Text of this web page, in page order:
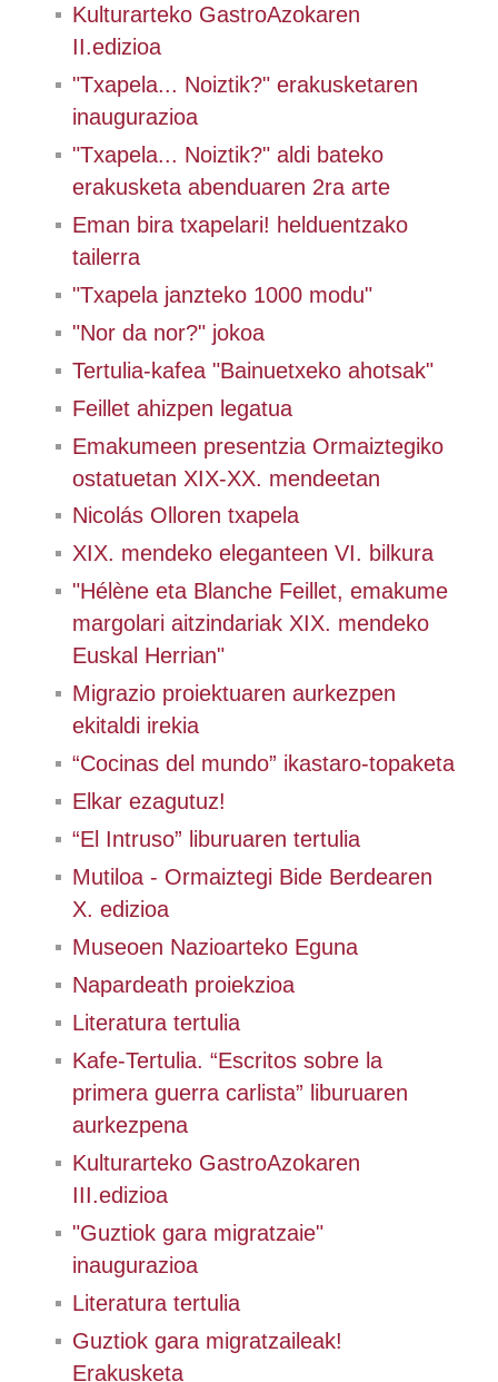
Kulturarteko GastroAzokaren
II.edizioa
"Txapela... Noiztik?" erakusketaren
inaugurazioa
"Txapela... Noiztik?" aldi bateko
erakusketa abenduaren 2ra arte
Eman bira txapelari! helduentzako
tailerra
"Txapela janzteko 1000 modu"
"Nor da nor?" jokoa
Tertulia-kafea "Bainuetxeko ahotsak"
Feillet ahizpen legatua
Emakumeen presentzia Ormaiztegiko
ostatuetan XIX-XX. mendeetan
Nicolás Olloren txapela
XIX. mendeko eleganteen VI. bilkura
"Hélène eta Blanche Feillet, emakume
margolari aitzindariak XIX. mendeko
Euskal Herrian"
Migrazio proiektuaren aurkezpen
ekitaldi irekia
“Cocinas del mundo” ikastaro-topaketa
Elkar ezagutuz!
“El Intruso” liburuaren tertulia
Mutiloa - Ormaiztegi Bide Berdearen
X. edizioa
Museoen Nazioarteko Eguna
Napardeath proiekzioa
Literatura tertulia
Kafe-Tertulia. “Escritos sobre la
primera guerra carlista” liburuaren
aurkezpena
Kulturarteko GastroAzokaren
III.edizioa
"Guztiok gara migratzaie"
inaugurazioa
Literatura tertulia
Guztiok gara migratzaileak!
Erakusketa